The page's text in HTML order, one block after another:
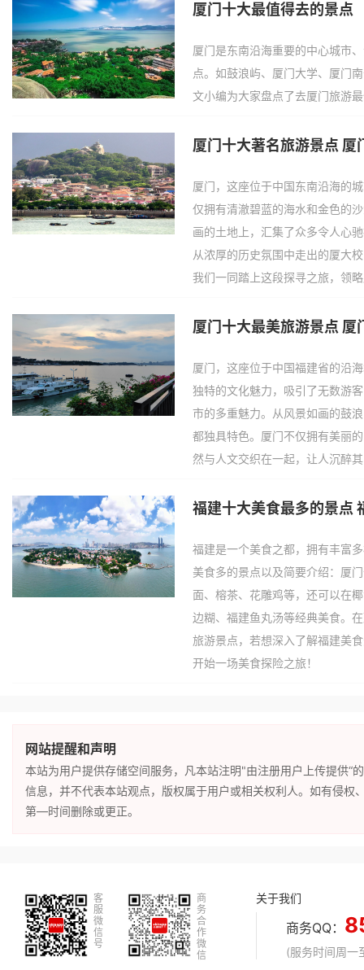
厦门十大最值得去的景点
厦门是东南沿海重要的中心城市
点。如鼓浪屿、厦门大学、厦门
文小编为大家盘点了去厦门旅游
厦门十大著名旅游景点 厦
厦门，这座位于中国东南沿海的
仅拥有清澈碧蓝的海水和金色的
画的土地上，汇集了众多令人心
从浓厚的历史氛围中走出的厦大
我们一同踏上这段探寻之旅，领
厦门十大最美旅游景点 厦
厦门，这座位于中国福建省的沿
独特的文化魅力，吸引了无数游
市的多重魅力。从风景如画的鼓
都独具特色。厦门不仅拥有美丽
然与人文交织在一起，让人沉醉
福建十大美食最多的景点
福建是一个美食之都，拥有丰富
美食多的景点以及简要介绍：厦
面、榕茶、花雕鸡等，还可以在
边糊、福建鱼丸汤等经典美食。
旅游景点，若想深入了解福建美
开始一场美食探险之旅！
网站提醒和声明
本站为用户提供存储空间服务，凡本站注明"由注册用户上传提供“
信息，并不代表本站观点，版权属于用户或相关权利人。如有侵
第—时间删除或更正。
客
服
微
信
号
商
务
合
作
微
信
关于我们
商务QQ：
(服务时间周